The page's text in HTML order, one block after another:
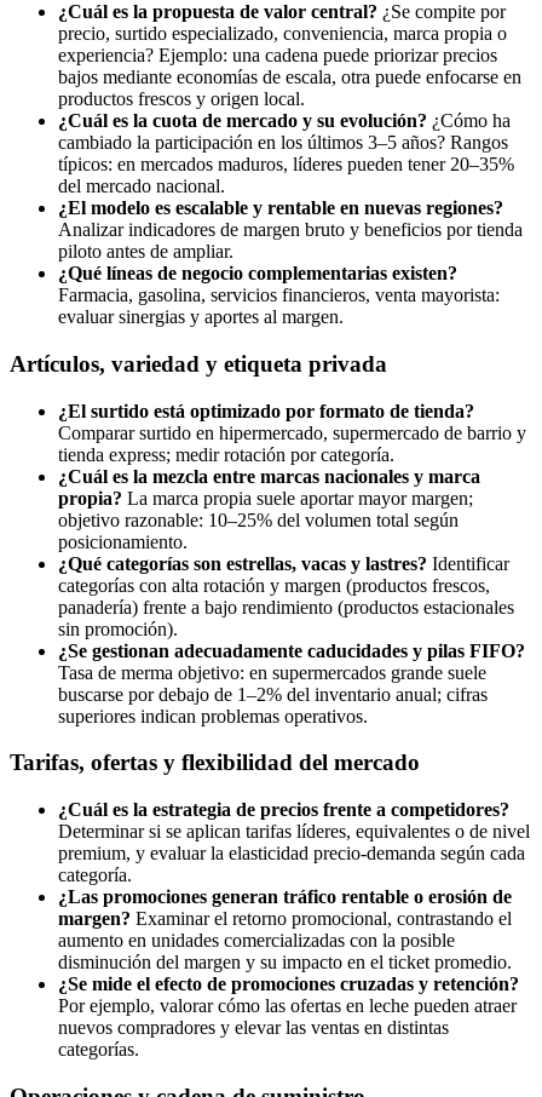
¿Cuál es la propuesta de valor central? ¿Se compite por
precio, surtido especializado, conveniencia, marca propia o
experiencia? Ejemplo: una cadena puede priorizar precios
bajos mediante economías de escala, otra puede enfocarse en
productos frescos y origen local.
¿Cuál es la cuota de mercado y su evolución? ¿Cómo ha
cambiado la participación en los últimos 3–5 años? Rangos
típicos: en mercados maduros, líderes pueden tener 20–35%
del mercado nacional.
¿El modelo es escalable y rentable en nuevas regiones?
Analizar indicadores de margen bruto y beneficios por tienda
piloto antes de ampliar.
¿Qué líneas de negocio complementarias existen?
Farmacia, gasolina, servicios financieros, venta mayorista:
evaluar sinergias y aportes al margen.
Artículos, variedad y etiqueta privada
¿El surtido está optimizado por formato de tienda?
Comparar surtido en hipermercado, supermercado de barrio y
tienda express; medir rotación por categoría.
¿Cuál es la mezcla entre marcas nacionales y marca
propia? La marca propia suele aportar mayor margen;
objetivo razonable: 10–25% del volumen total según
posicionamiento.
¿Qué categorías son estrellas, vacas y lastres? Identificar
categorías con alta rotación y margen (productos frescos,
panadería) frente a bajo rendimiento (productos estacionales
sin promoción).
¿Se gestionan adecuadamente caducidades y pilas FIFO?
Tasa de merma objetivo: en supermercados grande suele
buscarse por debajo de 1–2% del inventario anual; cifras
superiores indican problemas operativos.
Tarifas, ofertas y flexibilidad del mercado
¿Cuál es la estrategia de precios frente a competidores?
Determinar si se aplican tarifas líderes, equivalentes o de nivel
premium, y evaluar la elasticidad precio-demanda según cada
categoría.
¿Las promociones generan tráfico rentable o erosión de
margen? Examinar el retorno promocional, contrastando el
aumento en unidades comercializadas con la posible
disminución del margen y su impacto en el ticket promedio.
¿Se mide el efecto de promociones cruzadas y retención?
Por ejemplo, valorar cómo las ofertas en leche pueden atraer
nuevos compradores y elevar las ventas en distintas
categorías.